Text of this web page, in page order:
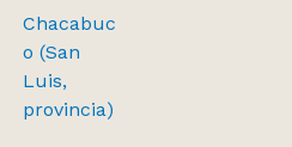
Chacabuc
o (San
Luis,
provincia)